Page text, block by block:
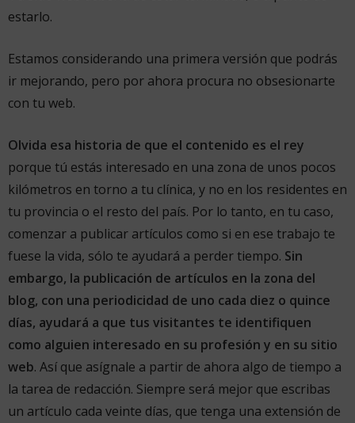
estarlo.
Estamos considerando una primera versión que podrás
ir mejorando, pero por ahora procura no obsesionarte
con tu web.
Olvida esa historia de que el contenido es el rey
porque tú estás interesado en una zona de unos pocos
kilómetros en torno a tu clínica, y no en los residentes en
tu provincia o el resto del país. Por lo tanto, en tu caso,
comenzar a publicar artículos como si en ese trabajo te
fuese la vida, sólo te ayudará a perder tiempo. Sin
embargo, la publicación de artículos en la zona del
blog, con una periodicidad de uno cada diez o quince
días, ayudará a que tus visitantes te identifiquen
como alguien interesado en su profesión y en su sitio
web. Así que asígnale a partir de ahora algo de tiempo a
la tarea de redacción. Siempre será mejor que escribas
un artículo cada veinte días, que tenga una extensión de